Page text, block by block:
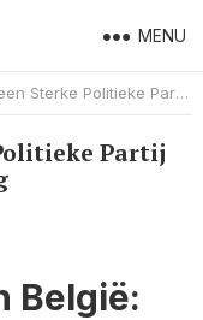
MENU
Partij in de Belgische Samenleving
Partij
België: